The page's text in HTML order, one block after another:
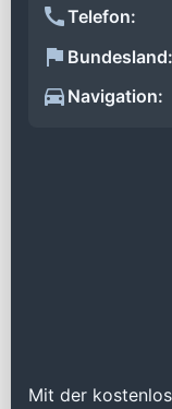
Telefon:
Bundesland:
Navigation:
Mit der